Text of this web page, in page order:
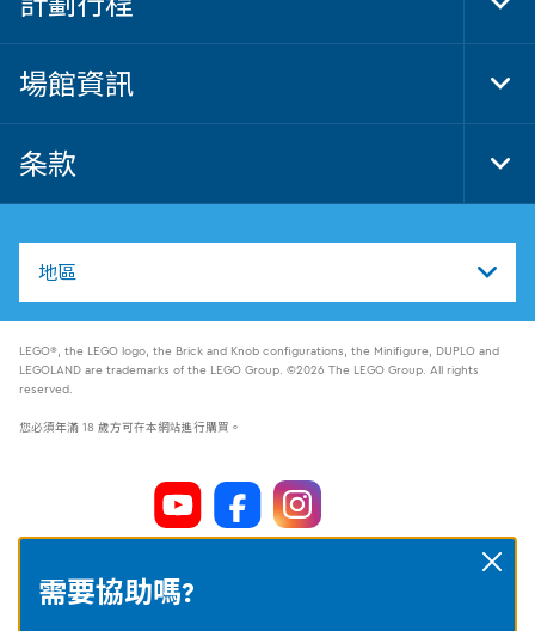
地區
場館資訊
条款
LEGO®, the LEGO logo, the Brick and Knob configurations, the Minifigure, DUPLO and
LEGOLAND are trademarks of the LEGO Group. ©2026 The LEGO Group. All rights
reserved.
您必須年滿 18 歲方可在本網站進行購買。
需要協助嗎?